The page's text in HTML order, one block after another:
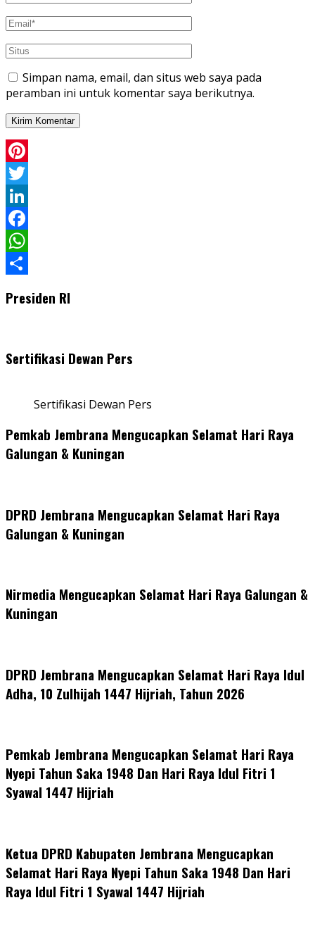
Simpan nama, email, dan situs web saya pada
peramban ini untuk komentar saya berikutnya.
Pinterest
Twitter
LinkedIn
Facebook
WhatsApp
Presiden RI
Sertifikasi Dewan Pers
Sertifikasi Dewan Pers
Pemkab Jembrana Mengucapkan Selamat Hari Raya
Galungan & Kuningan
DPRD Jembrana Mengucapkan Selamat Hari Raya
Galungan & Kuningan
Nirmedia Mengucapkan Selamat Hari Raya Galungan &
Kuningan
DPRD Jembrana Mengucapkan Selamat Hari Raya Idul
Adha, 10 Zulhijah 1447 Hijriah, Tahun 2026
Pemkab Jembrana Mengucapkan Selamat Hari Raya
Nyepi Tahun Saka 1948 Dan Hari Raya Idul Fitri 1
Syawal 1447 Hijriah
Ketua DPRD Kabupaten Jembrana Mengucapkan
Selamat Hari Raya Nyepi Tahun Saka 1948 Dan Hari
Raya Idul Fitri 1 Syawal 1447 Hijriah